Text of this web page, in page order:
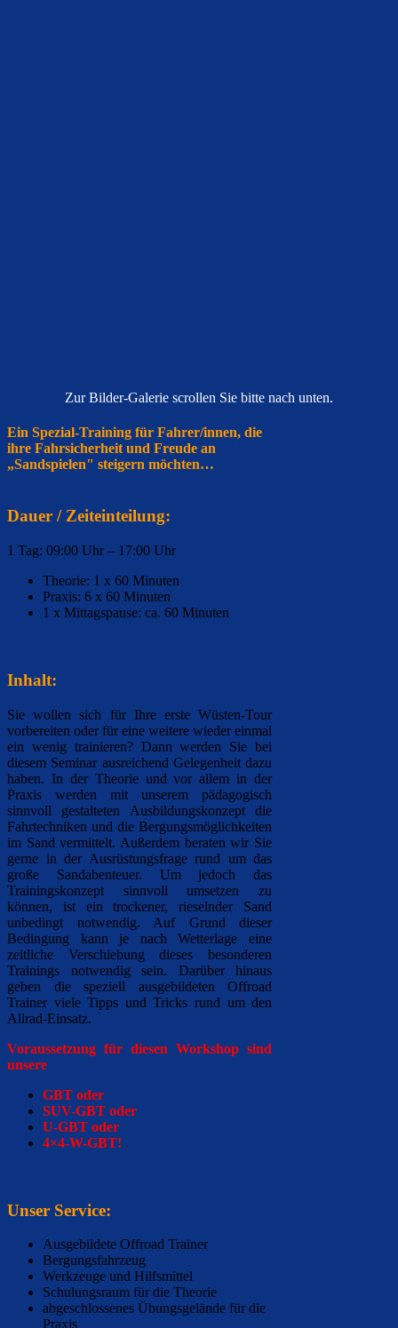
Zur Bilder-Galerie scrollen Sie bitte nach unten.
Ein Spezial-Training für Fahrer/innen, die
ihre Fahrsicherheit und Freude an
„Sandspielen" steigern möchten…
Dauer / Zeiteinteilung:
1 Tag: 09:00 Uhr – 17:00 Uhr
Theorie: 1 x 60 Minuten
Praxis: 6 x 60 Minuten
1 x Mittagspause: ca. 60 Minuten
Inhalt:
Sie wollen sich für Ihre erste Wüsten-Tour
vorbereiten oderfür eine weitere wieder einmal
ein wenig trainieren? Dann werden Sie bei
diesem Seminar ausreichend Gelegenheit dazu
haben. In der Theorie und vor allem in der
Praxis werden mitunserem pädagogisch
sinnvoll gestalteten Ausbildungskonzeptdie
Fahrtechniken und die Bergungsmöglichkeiten
im Sand vermittelt. Außerdem beraten wir Sie
gerne in der Ausrüstungsfrage rund um das
große Sandabenteuer. Um jedoch das
Trainingskonzept sinnvoll umsetzen zu
können, ist ein trockener, rieselnder Sand
unbedingt notwendig. Auf Grund dieser
Bedingung kann je nach Wetterlage eine
zeitliche Verschiebung dieses besonderen
Trainings notwendig sein. Darüber hinaus
geben die speziell ausgebildeten Offroad
Trainer viele Tipps und Tricks rund um den
Allrad-Einsatz.
Voraussetzung für diesen Workshop sind
unsere
GBT oder
SUV-GBT oder
U-GBT oder
4×4-W-GBT!
Unser Service:
Ausgebildete Offroad Trainer
Bergungsfahrzeug
Werkzeuge und Hilfsmittel
Schulungsraum für die Theorie
abgeschlossenes Übungsgelände für die
Praxis